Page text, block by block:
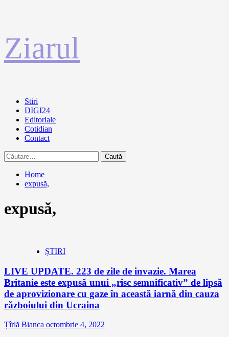
la
conținut
Ziarul
Primary
Menu
Stiri
DIGI24
Editoriale
Cotidian
Contact
Caută
după:
Home
expusă,
expusă,
ȘTIRI
LIVE UPDATE. 223 de zile de invazie. Marea
Britanie este expusă unui „risc semnificativ” de lipsă
de aprovizionare cu gaze în această iarnă din cauza
războiului din Ucraina
Țîrlă Bianca octombrie 4, 2022